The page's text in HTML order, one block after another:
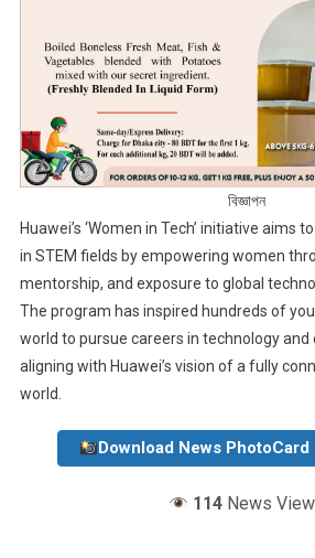
বিজ্ঞাপন
Huawei’s ‘Women in Tech’ initiative aims
in STEM fields by empowering women
mentorship, and exposure to global
The program has inspired hundreds of
world to pursue careers in technology
aligning with Huawei’s vision of a fully
world.
Download News
114 News